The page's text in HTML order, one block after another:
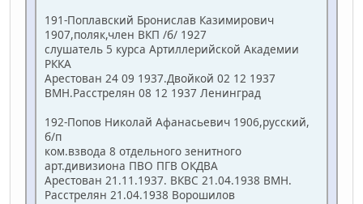
191-Поплавский Бронислав Казимирович
1907,поляк,член ВКП /б/ 1927
слушатель 5 курса Артиллерийской Академии
РККА
Арестован 24 09 1937.Двойкой 02 12 1937
ВМН.Расстрелян 08 12 1937 Ленинград
192-Попов Николай Афанасьевич 1906,русский,
б/п
ком.взвода 8 отдельного зенитного
арт.дивизиона ПВО ПГВ ОКДВА
Арестован 21.11.1937. ВКВС 21.04.1938 ВМН.
Расстрелян 21.04.1938 Ворошилов